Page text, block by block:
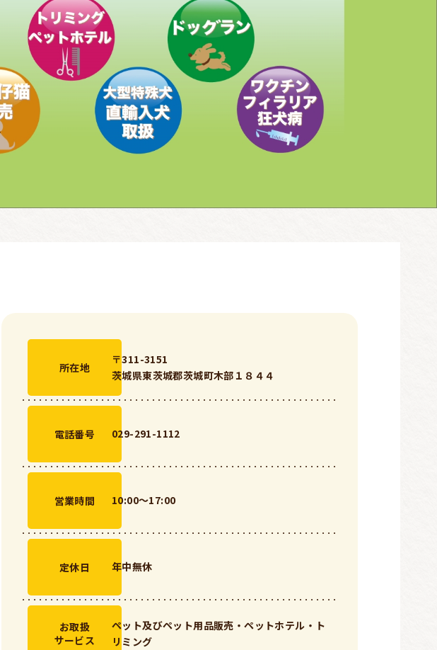
所在地
〒311-3151
茨城県東茨城郡茨城町木部１８４４
電話番号 029-291-1112
営業時間 10:00〜17:00
定休日 年中無休
お取扱
サービス
ペット及びペット用品販売・ペットホテル・ト
リミング